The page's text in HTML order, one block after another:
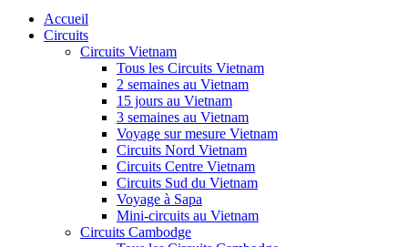
Accueil
Circuits
Circuits Vietnam
Tous les Circuits Vietnam
2 semaines au Vietnam
15 jours au Vietnam
3 semaines au Vietnam
Voyage sur mesure Vietnam
Circuits Nord Vietnam
Circuits Centre Vietnam
Circuits Sud du Vietnam
Voyage à Sapa
Mini-circuits au Vietnam
Circuits Cambodge